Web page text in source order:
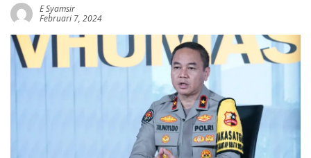
E Syamsir
Februari 7, 2024